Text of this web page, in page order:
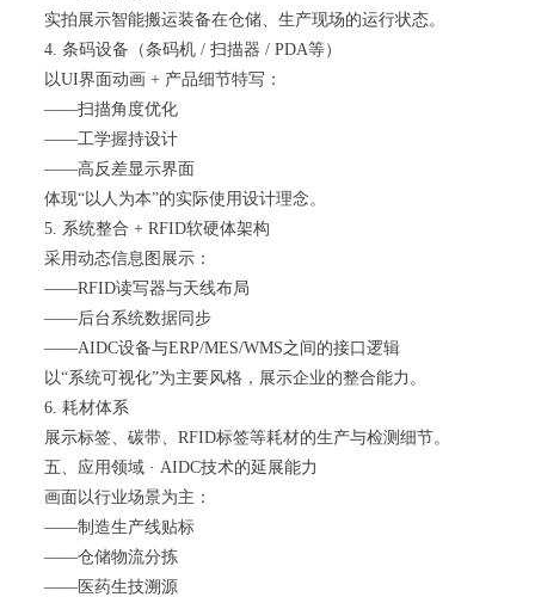
实拍展示智能搬运装备在仓储、生产现场的运行状态。
4. 条码设备（条码机 / 扫描器 / PDA等）
以UI界面动画 + 产品细节特写：
——扫描角度优化
——工学握持设计
——高反差显示界面
体现“以人为本”的实际使用设计理念。
5. 系统整合 + RFID软硬体架构
采用动态信息图展示：
——RFID读写器与天线布局
——后台系统数据同步
——AIDC设备与ERP/MES/WMS之间的接口逻辑
以“系统可视化”为主要风格，展示企业的整合能力。
6. 耗材体系
展示标签、碳带、RFID标签等耗材的生产与检测细节。
五、应用领域 · AIDC技术的延展能力
画面以行业场景为主：
——制造生产线贴标
——仓储物流分拣
——医药生技溯源